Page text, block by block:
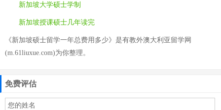
新加坡大学硕士学制
新加坡授课硕士几年读完
《新加坡硕士留学一年总费用多少》是有教外澳大利亚留学网
(m.61liuxue.com)为你整理。
免费评估